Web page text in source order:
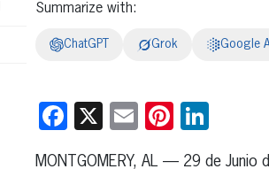
Summarize with:
ChatGPT Grok Google
Facebook
X EmailPinterest
MONTGOMERY, AL — 29 de